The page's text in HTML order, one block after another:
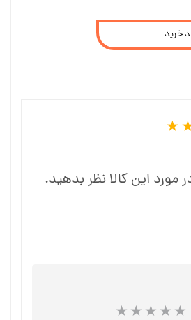
خرید
مورد این کالا نظر بدهید.